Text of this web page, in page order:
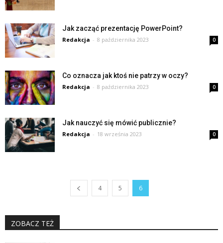
Jak zacząć prezentację PowerPoint?
Redakcja - 8 października 2023 0
Co oznacza jak ktoś nie patrzy w oczy?
Redakcja - 8 października 2023 0
Jak nauczyć się mówić publicznie?
Redakcja - 18 września 2023 0
4 5 6
ZOBACZ TEŻ